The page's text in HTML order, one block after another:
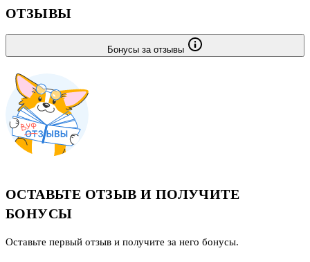
ОТЗЫВЫ
Бонусы за отзывы
ОСТАВЬТЕ ОТЗЫВ И ПОЛУЧИТЕ
БОНУСЫ
Оставьте первый отзыв и получите за него бонусы.